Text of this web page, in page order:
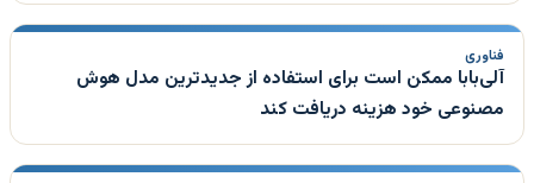
فناوری
آلی‌بابا ممکن است برای استفاده از جدیدترین مدل هوش
مصنوعی خود هزینه دریافت کند